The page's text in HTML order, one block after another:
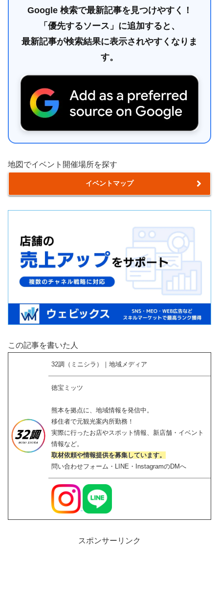
Google 検索で最新記事を見つけやすく！
「優先するソース」に追加すると、
最新記事が検索結果に表示されやすくなりま
す。
地図でイベント開催場所を探す
イベントマップ
この記事を書いた人
32調（ミニシラ）｜地域メディア
徳宝ミッツ
熊本を拠点に、地域情報を発信中。
移住者で元観光案内所勤務！
実際に行ったお店やスポット情報、新店舗・イベント
情報など。
取材依頼や情報提供を募集しています。
問い合わせフォーム・LINE・InstagramのDMへ
スポンサーリンク